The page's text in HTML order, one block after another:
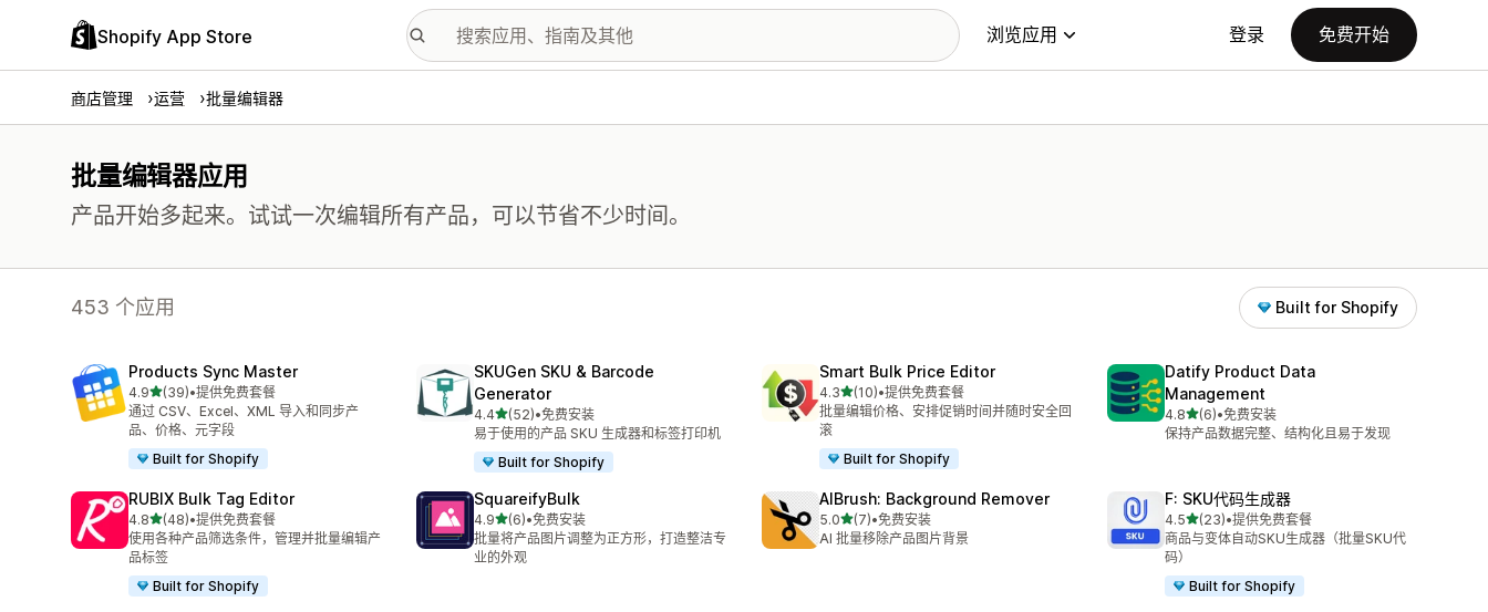
Shopify App Store 浏览应用 登录 免费开始
商店管理 运营 批量编辑器
批量编辑器应用
产品开始多起来。试试一次编辑所有产品，可以节省不少时间。
453 个应用 Built for Shopify
Products Sync Master
4.9星（满分 5 星）
(39)
总共 39 条评论
•提供免费套餐
通过 CSV、Excel、XML 导入和同步产
品、价格、元字段
Built for Shopify
SKUGen SKU & Barcode
Generator
4.4星（满分 5 星）
(52)
总共 52 条评论
•免费安装
易于使用的产品 SKU 生成器和标签打印机
Built for Shopify
Smart Bulk Price Editor
4.3星（满分 5 星）
(10)
总共 10 条评论
•提供免费套餐
批量编辑价格、安排促销时间并随时安全回
滚
Built for Shopify
Datify Product Data
Management
4.8星（满分 5 星）
(6)
总共 6 条评论
•免费安装
保持产品数据完整、结构化且易于发现
RUBIX Bulk Tag Editor
4.8星（满分 5 星）
(48)
总共 48 条评论
•提供免费套餐
使用各种产品筛选条件，管理并批量编辑产
品标签
Built for Shopify
SquareifyBulk
4.9星（满分 5 星）
(6)
总共 6 条评论
•免费安装
批量将产品图片调整为正方形，打造整洁专
业的外观
AIBrush: Background Remover
5.0星（满分 5 星）
(7)
总共 7 条评论
•免费安装
AI 批量移除产品图片背景
F: SKU代码生成器
4.5星（满分 5 星）
(23)
总共 23 条评论
•提供免费套餐
商品与变体自动SKU生成器（批量SKU代
码）
Built for Shopify